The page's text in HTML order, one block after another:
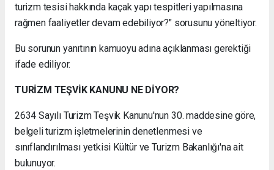
turizm tesisi hakkında kaçak yapı tespitleri yapılmasına
rağmen faaliyetler devam edebiliyor?" sorusunu yöneltiyor.
Bu sorunun yanıtının kamuoyu adına açıklanması gerektiği
ifade ediliyor.
TURİZM TEŞVİK KANUNU NE DİYOR?
2634 Sayılı Turizm Teşvik Kanunu'nun 30. maddesine göre,
belgeli turizm işletmelerinin denetlenmesi ve
sınıflandırılması yetkisi Kültür ve Turizm Bakanlığı'na ait
bulunuyor.